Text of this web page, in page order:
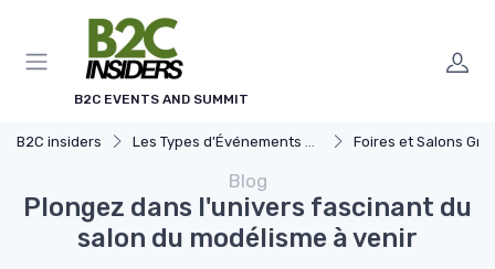
B2C EVENTS AND SUMMIT
B2C insiders Les Types d'Événements B2C Foires et Salons Grand
Blog
Plongez dans l'univers fascinant du
salon du modélisme à venir
Panneau de gestion des cookies